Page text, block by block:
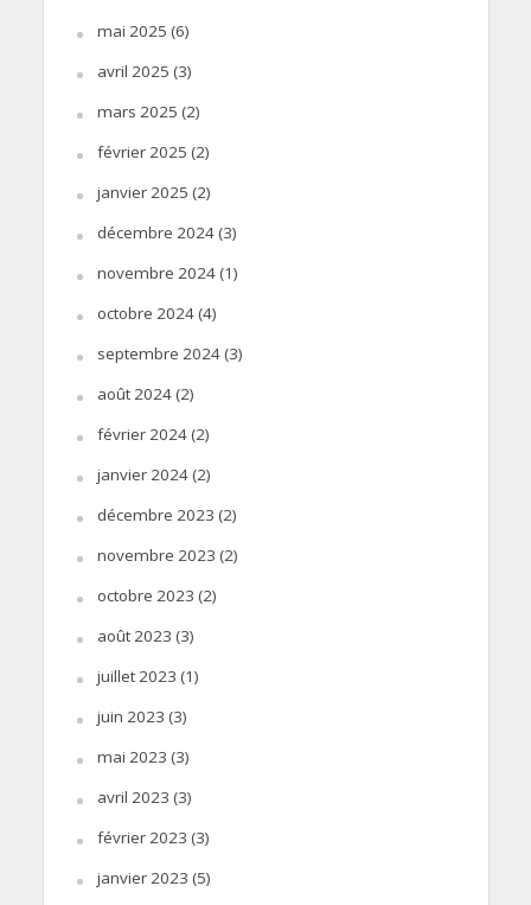
mai 2025 (6)
avril 2025 (3)
mars 2025 (2)
février 2025 (2)
janvier 2025 (2)
décembre 2024(3)
novembre 2024(1)
octobre 2024(4)
septembre 2024(3)
août 2024(2)
février 2024(2)
janvier 2024(2)
décembre 2023 (2)
novembre 2023 (2)
octobre 2023 (2)
août 2023 (3)
juillet 2023 (1)
juin 2023 (3)
mai 2023 (3)
avril 2023 (3)
février 2023 (3)
janvier 2023 (5)